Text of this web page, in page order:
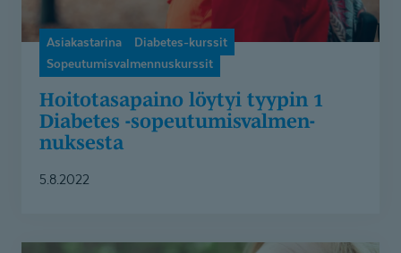
Asiakastarina
Diabetes-kurssit
Sopeutumisvalmennuskurssit
Hoitotasapaino löytyi tyypin 1
Diabetes -sopeutumis­val­men­
nuksesta
5.8.2022